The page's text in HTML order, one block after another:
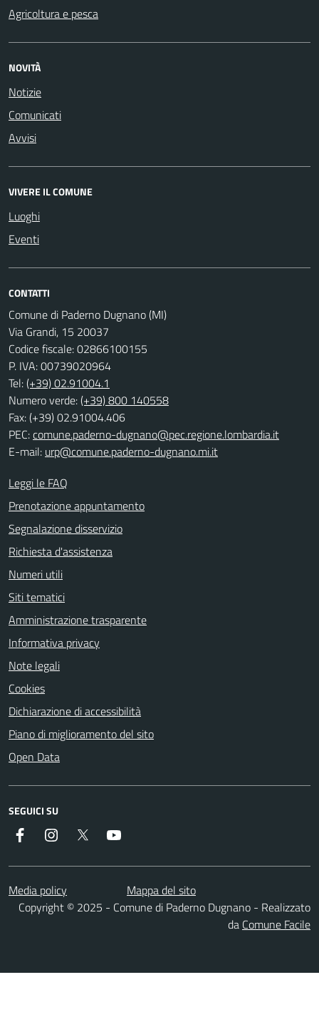
Agricoltura e pesca
NOVITÀ
Notizie
Comunicati
Avvisi
VIVERE IL COMUNE
Luoghi
Eventi
CONTATTI
Comune di Paderno Dugnano (MI)
Via Grandi, 15 20037
Codice fiscale: 02866100155
P. IVA: 00739020964
Tel:(+39) 02.91004.1
Numero verde:(+39) 800 140558
Fax: (+39) 02.91004.406
PEC:comune.paderno-dugnano@pec.regione.lombardia.it
E-mail: urp@comune.paderno-dugnano.mi.it
Leggi le FAQ
Prenotazione appuntamento
Segnalazione disservizio
Richiesta d'assistenza
Numeri utili
Siti tematici
Amministrazione trasparente
Informativa privacy
Note legali
Cookies
Dichiarazione di accessibilità
Piano di miglioramento del sito
Open Data
SEGUICI SU
Facebook InstagramTwitter
Media policy
Mappa del sito
Copyright © 2025 - Comune di Paderno Dugnano - Realizzato
da Comune Facile